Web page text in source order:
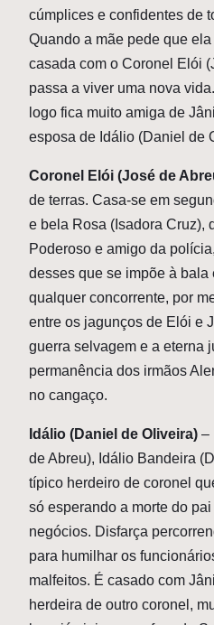
cúmplices e confidentes de
Quando a mãe pede que
casada com o Coronel Elói
passa a viver uma nova
logo fica muito amiga de
esposa de Idálio (Daniel de
Coronel Elói (José de
de terras. Casa-se em
e bela Rosa (Isadora Cruz),
Poderoso e amigo da
desses que se impõe à bala
qualquer concorrente, por
entre os jagunços de Elói e
guerra selvagem e a eterna
permanência dos irmãos
no cangaço.
Idálio (Daniel de Oliveira) –
de Abreu), Idálio Bandeira
típico herdeiro de coronel
só esperando a morte do
negócios. Disfarça
para humilhar os
malfeitos. É casado com
herdeira de outro coronel,